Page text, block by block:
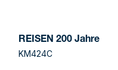
REISEN 200 Jahre
KM424C